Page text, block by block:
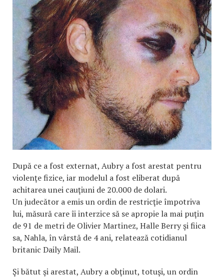
După ce a fost externat, Aubry a fost arestat pentru
violenţe fizice, iar modelul a fost eliberat după
achitarea unei cauţiuni de 20.000 de dolari.
Un judecător a emis un ordin de restricţie împotriva
lui, măsură care îi interzice să se apropie la mai puţin
de 91 de metri de Olivier Martinez, Halle Berry şi fiica
sa, Nahla, în vârstă de 4 ani, relatează cotidianul
britanic Daily Mail.
Şi bătut şi arestat, Aubry a obţinut, totuşi, un ordin